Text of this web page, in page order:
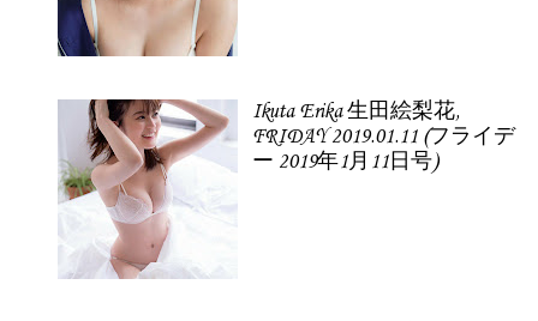
Ikuta Erika 生田絵梨花,
FRIDAY 2019.01.11 (フライデ
ー 2019年1月11日号)